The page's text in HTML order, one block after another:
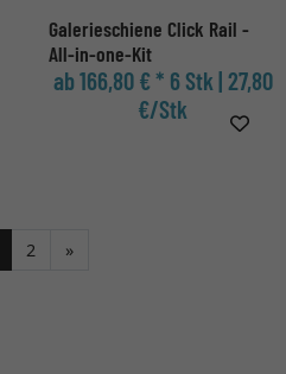
Galerieschiene Click Rail -
All-in-one-Kit
ab 166,80 € * 6 Stk | 27,80
€/Stk
2 »Weiter